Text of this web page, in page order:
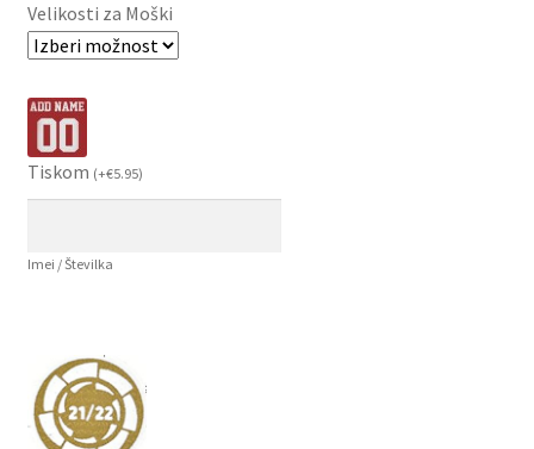
Velikosti za Moški
Tiskom (+€5.95)
Imei / Številka